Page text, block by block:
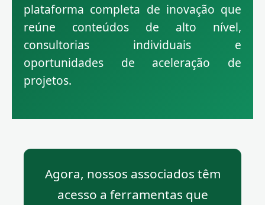
plataforma completa de inovação que
reúne conteúdos de alto nível,
consultorias individuais e
oportunidades de aceleração de
projetos.
Agora, nossos associados têm
acesso a ferramentas que